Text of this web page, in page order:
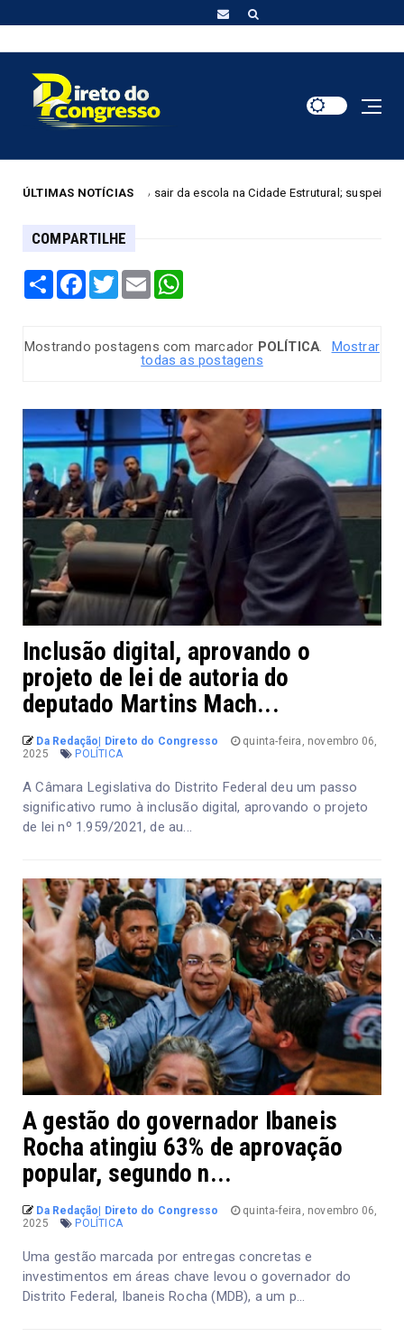
ÚLTIMAS NOTÍCIAS
escola na Cidade Estrutural; suspeito é preso em flagrante
COMPARTILHE
Share Facebook
TwitterEmail
Mostrando postagens com marcador POLÍTICA.
Mostrar
todas as postagens
Inclusão digital, aprovando o
projeto de lei de autoria do
deputado Martins Mach...
Da Redação| Direto do Congresso
quinta-feira, novembro 06,
2025
POLÍTICA
A Câmara Legislativa do Distrito Federal deu um passo
significativo rumo à inclusão digital, aprovando o projeto
de lei nº 1.959/2021, de au...
A gestão do governador Ibaneis
Rocha atingiu 63% de aprovação
popular, segundo n...
Da Redação| Direto do Congresso
quinta-feira, novembro 06,
2025
POLÍTICA
Uma gestão marcada por entregas concretas e
investimentos em áreas chave levou o governador do
Distrito Federal, Ibaneis Rocha (MDB), a um p...